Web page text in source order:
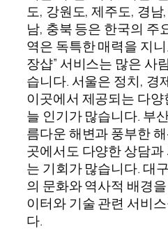
도, 강원도, 제주도, 경
남, 충북 등은 한국의 주
역은 독특한 매력을 지
장샵” 서비스는 많은 사
습니다. 서울은 정치, 경
이곳에서 제공되는 다
늘 인기가 많습니다. 부
름다운 해변과 풍부한
곳에서도 다양한 상담과
는 기회가 많습니다. 대
의 문화와 역사적 배경
이터와 기술 관련 서비
다.